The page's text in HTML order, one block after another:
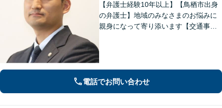
【弁護士経験10年以上】【鳥栖市出身
の弁護士】地域のみなさまのお悩みに
親身になって寄り添います【交通事
ブルに対応【初回のご相談30分無料】
電話でお問い合わせ